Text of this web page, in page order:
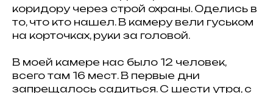
коридору через строй охраны. Оделись в
то, что кто нашел. В камеру вели гуськом
на корточках, руки за головой.
В моей камере нас было 12 человек,
всего там 16 мест. В первые дни
запрещалось садиться. С шести утра, с